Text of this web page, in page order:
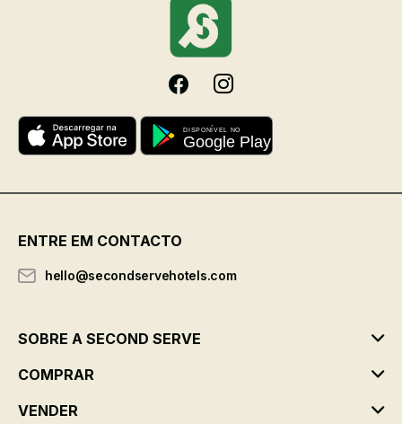
ENTRE EM CONTACTO
hello@secondservehotels.com
SOBRE A SECOND SERVE
COMPRAR
VENDER